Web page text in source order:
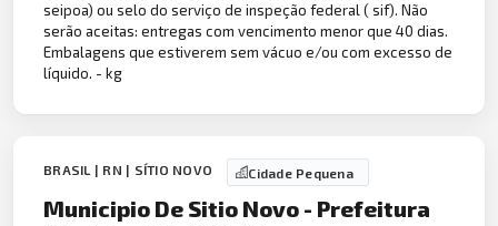
seipoa) ou selo do serviço de inspeção federal ( sif). Não
serão aceitas: entregas com vencimento menor que 40 dias.
Embalagens que estiverem sem vácuo e/ou com excesso de
líquido. - kg
BRASIL | RN | SÍTIO NOVO Cidade Pequena
Municipio De Sitio Novo - Prefeitura